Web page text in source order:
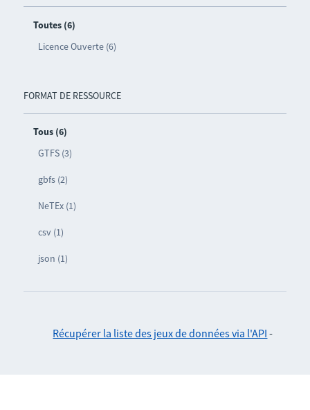
Toutes (6)
Licence Ouverte (6)
FORMAT DE RESSOURCE
Tous (6)
GTFS (3)
gbfs (2)
NeTEx (1)
csv (1)
json (1)
Récupérer la liste des jeux de données via l'API -